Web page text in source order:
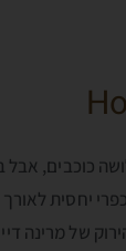
כוכבים,
יחסית לאורך
של מרינה דיי